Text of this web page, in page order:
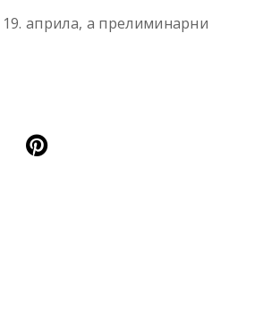
априла, а прелиминарни